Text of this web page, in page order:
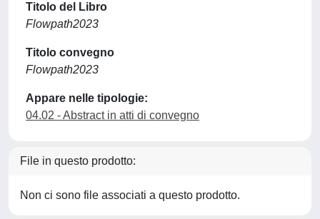
Titolo del Libro
Flowpath2023
Titolo convegno
Flowpath2023
Appare nelle tipologie:
04.02 - Abstract in atti di convegno
File in questo prodotto:
Non ci sono file associati a questo prodotto.